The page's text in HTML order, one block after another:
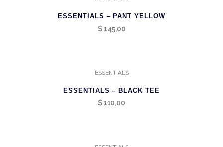
ESSENTIALS – PANT YELLOW
$145,00
ESSENTIALS
ESSENTIALS – BLACK TEE
$110,00